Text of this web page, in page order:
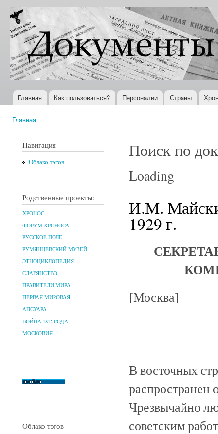
Документы
XX века
Всемирная
история в
Интернете
Главное меню
Главная Как пользоваться? Персоналии Страны
Главная
Навигация
Облако тэгов
Родственные проекты:
ХРОНОС
ФОРУМ ХРОНОСА
РУССКОЕ ПОЛЕ
РУМЯНЦЕВСКИЙ МУЗЕЙ
ЭТНОЦИКЛОПЕДИЯ
СЛАВЯНСТВО
ПРАВИТЕЛИ МИРА
ПЕРВАЯ МИРОВАЯ
АПСУАРА
ВОЙНА 1812 ГОДА
МОСКОВИЯ
Облако тэгов
Поиск по
Loading
И.М.
1929 г.
[Москва]
В восточных
распространен
Чрезвычайно
советским